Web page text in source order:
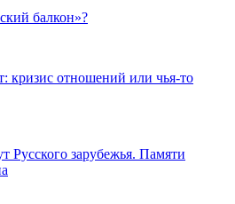
балкон»?
кризис отношений или чья-то
Русского зарубежья. Памяти